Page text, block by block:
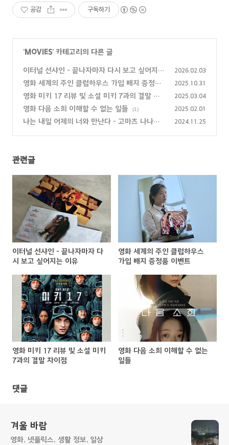
공감 구독하기
' MOVIES' 카테고리의 다른 글
이터널 선샤인 - 끝나자마자 다시 보고 싶어지는
이유
(0)
2026.02.03
영화 세계의 주인 클럽하우스 가입 배지 증정품
이벤트
(0)
2025.10.31
영화 미키 17 리뷰 및 소설 미키 7과의 결말 차
이점
(1)
2025.03.04
영화 다음 소희 이해할 수 없는 일들 (1) 2025.02.01
나는 내일 어제의 너와 만난다 - 고마츠 나나에
2024.11.25
관련글
이터널 선샤인 - 끝나자마자 다
시 보고 싶어지는 이유
영화 세계의 주인 클럽하우스
가입 배지 증정품 이벤트
영화 미키 17 리뷰 및 소설 미키
7과의 결말 차이점
영화 다음 소희 이해할 수 없는
일들
댓글
겨울 바람
영화, 넷플릭스, 생활 정보, 일상